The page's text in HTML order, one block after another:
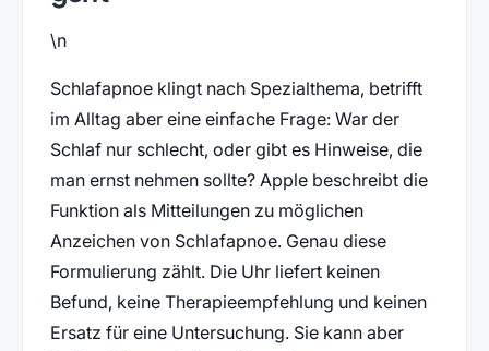
\n
Schlafapnoe klingt nach Spezialthema, betrifft
im Alltag aber eine einfache Frage: War der
Schlaf nur schlecht, oder gibt es Hinweise, die
man ernst nehmen sollte? Apple beschreibt die
Funktion als Mitteilungen zu möglichen
Anzeichen von Schlafapnoe. Genau diese
Formulierung zählt. Die Uhr liefert keinen
Befund, keine Therapieempfehlung und keinen
Ersatz für eine Untersuchung. Sie kann aber